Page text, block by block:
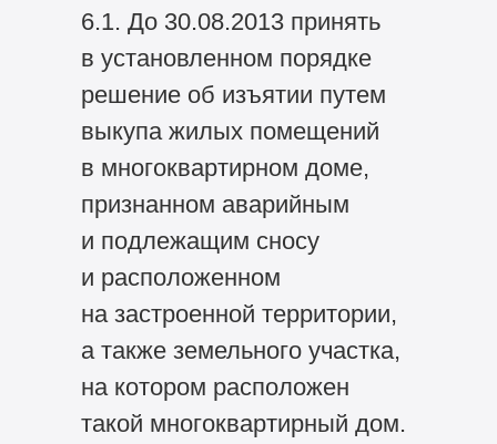
6.1. До 30.08.2013 принять
в установленном порядке
решение об изъятии путем
выкупа жилых помещений
в многоквартирном доме,
признанном аварийным
и подлежащим сносу
и расположенном
на застроенной территории,
а также земельного участка,
на котором расположен
такой многоквартирный дом.